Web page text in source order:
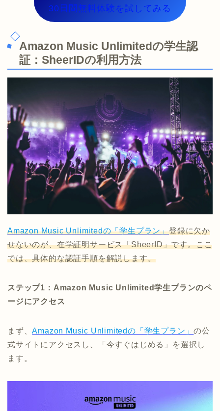
30日間無料体験を試してみる
Amazon Music Unlimitedの学生認
証：SheerIDの利用方法
Amazon Music Unlimitedの「学生プラン」登録に欠か
せないのが、在学証明サービス「SheerID」です。ここ
では、具体的な認証手順を解説します。
ステップ1：Amazon Music Unlimited学生プランのペ
ージにアクセス
まず、Amazon Music Unlimitedの「学生プラン」の公
式サイトにアクセスし、「今すぐはじめる」を選択し
ます。